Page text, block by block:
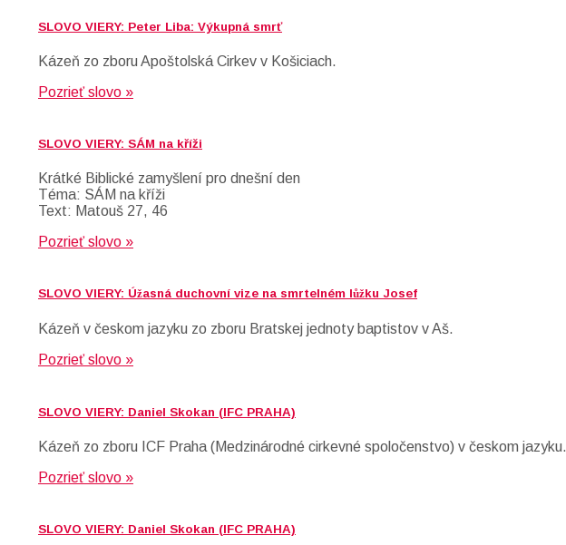
SLOVO VIERY: Peter Liba: Výkupná smrť
Kázeň zo zboru Apoštolská Cirkev v Košiciach.
Pozrieť slovo »
SLOVO VIERY: SÁM na kříži
Krátké Biblické zamyšlení pro dnešní den
Téma: SÁM na kříži
Text: Matouš 27, 46
Pozrieť slovo »
SLOVO VIERY: Úžasná duchovní vize na smrtelném lůžku Josef
Kázeň v českom jazyku zo zboru Bratskej jednoty baptistov v Aš.
Pozrieť slovo »
SLOVO VIERY: Daniel Skokan (IFC PRAHA)
Kázeň zo zboru ICF Praha (Medzinárodné cirkevné spoločenstvo) v českom jazyku.
Pozrieť slovo »
SLOVO VIERY: Daniel Skokan (IFC PRAHA)